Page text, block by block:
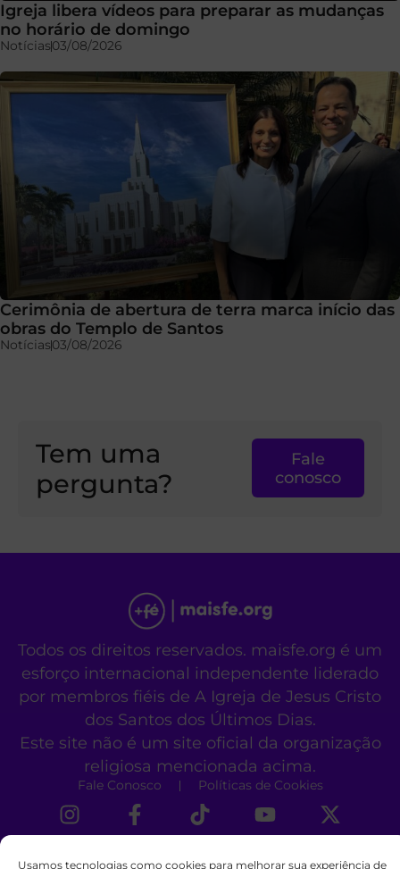
Usamos tecnologias como cookies para melhorar sua experiência de
Igreja libera vídeos para preparar as mudanças
no horário de domingo
Notícias03/08/2026
Cerimônia de abertura de terra marca início das
obras do Templo de Santos
Notícias03/08/2026
Tem uma
pergunta?
Fale
conosco
Todos os direitos reservados. maisfe.org é um
esforço internacional independente liderado
por membros fiéis de A Igreja de Jesus Cristo
dos Santos dos Últimos Dias.
Este site não é um site oficial da organização
religiosa mencionada acima.
Fale Conosco Políticas de Cookies